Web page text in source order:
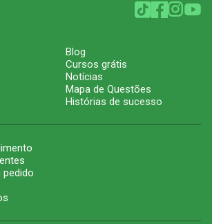
Blog
Cursos grátis
Notícias
Mapa de Questões
Histórias de sucesso
pedido